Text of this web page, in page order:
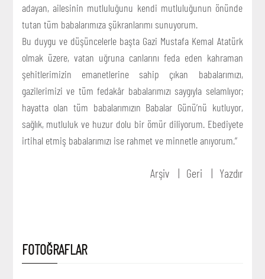
adayan, ailesinin mutluluğunu kendi mutluluğunun önünde
tutan tüm babalarımıza şükranlarımı sunuyorum.
Bu duygu ve düşüncelerle başta Gazi Mustafa Kemal Atatürk
olmak üzere, vatan uğruna canlarını feda eden kahraman
şehitlerimizin emanetlerine sahip çıkan babalarımızı,
gazilerimizi ve tüm fedakâr babalarımızı saygıyla selamlıyor;
hayatta olan tüm babalarımızın Babalar Günü’nü kutluyor,
sağlık, mutluluk ve huzur dolu bir ömür diliyorum. Ebediyete
irtihal etmiş babalarımızı ise rahmet ve minnetle anıyorum.”
Arşiv Geri Yazdır
FOTOĞRAFLAR